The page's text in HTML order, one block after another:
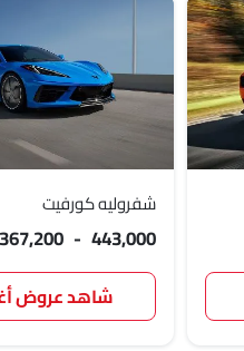
شفروليه كورفيت
367,200 - 443,000
شاهد عروض